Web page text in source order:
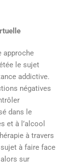
approche
le sujet
addictive.
négatives
dans le
et à l’alcool
à travers
sujet à faire face
sur